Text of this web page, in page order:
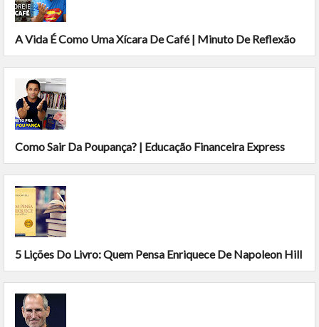
A Vida É Como Uma Xícara De Café | Minuto De Reflexão
Como Sair Da Poupança? | Educação Financeira Express
5 Lições Do Livro: Quem Pensa Enriquece De Napoleon Hill